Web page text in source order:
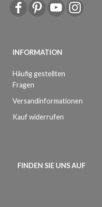
INFORMATION
Häufig gestellten
Fragen
Versandinformationen
Kauf widerrufen
FINDEN SIE UNS AUF